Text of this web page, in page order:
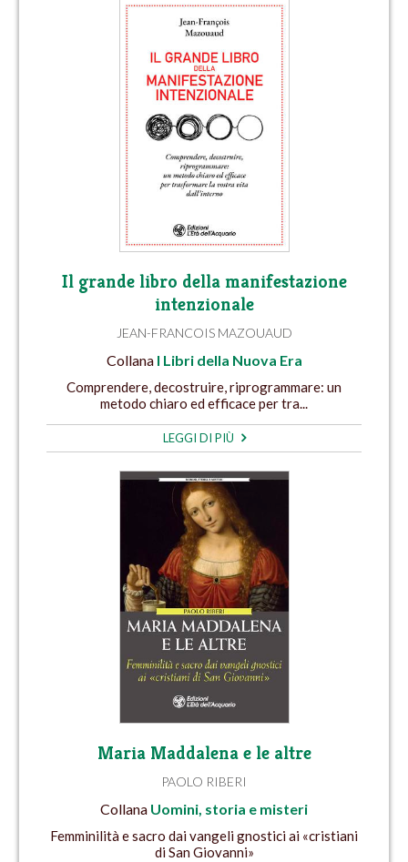
Il grande libro della manifestazione
intenzionale
JEAN-FRANCOIS MAZOUAUD
Collana I Libri della Nuova Era
Comprendere, decostruire, riprogrammare: un
metodo chiaro ed efficace per tra...
LEGGI DI PIÙ
Maria Maddalena e le altre
PAOLO RIBERI
Collana Uomini, storia e misteri
Femminilità e sacro dai vangeli gnostici ai «cristiani
di San Giovanni»